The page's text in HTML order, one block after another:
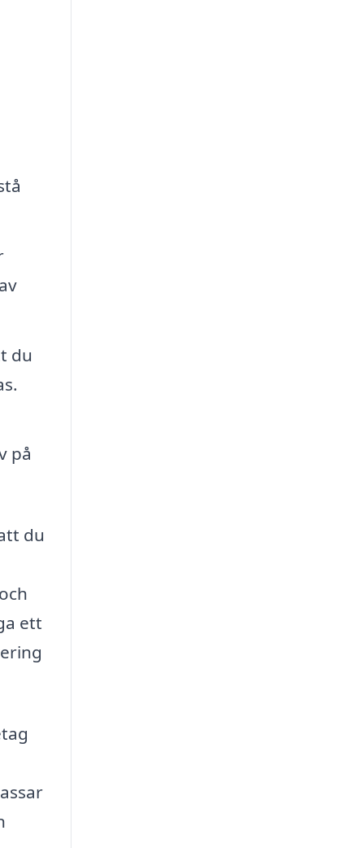
du
på
du
ett